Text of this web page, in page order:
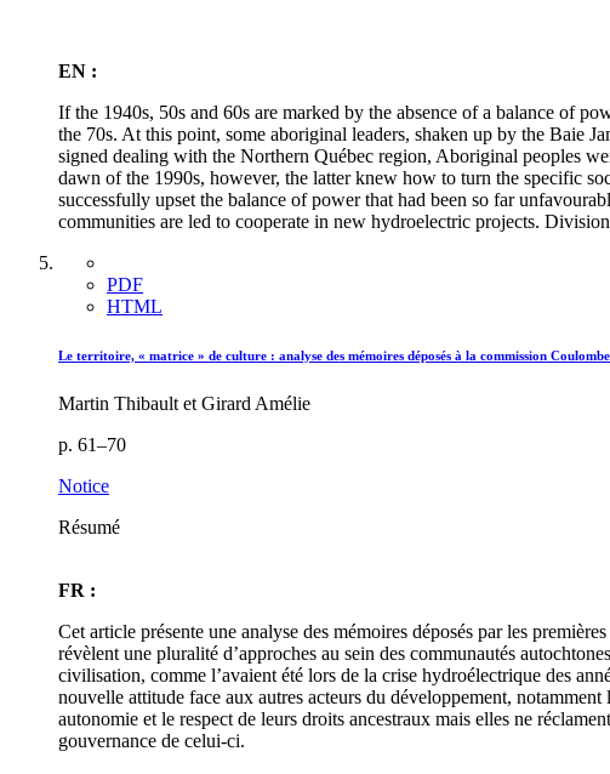
EN :
If the 1940s, 50s and 60s are marked by the absence of a balance of
the 70s. At this point, some aboriginal leaders, shaken up by the Baie
signed dealing with the Northern Québec region, Aboriginal peoples
dawn of the 1990s, however, the latter knew how to turn the specific
successfully upset the balance of power that had been so far
communities are led to cooperate in new hydroelectric projects.
PDF
HTML
Le territoire, « matrice » de culture : analyse des mémoires déposés à la commission
Martin Thibault et Girard Amélie
p. 61–70
Notice
Résumé
FR :
Cet article présente une analyse des mémoires déposés par les
révèlent une pluralité d’approches au sein des communautés
civilisation, comme l’avaient été lors de la crise hydroélectrique des
nouvelle attitude face aux autres acteurs du développement,
autonomie et le respect de leurs droits ancestraux mais elles ne
gouvernance de celui-ci.